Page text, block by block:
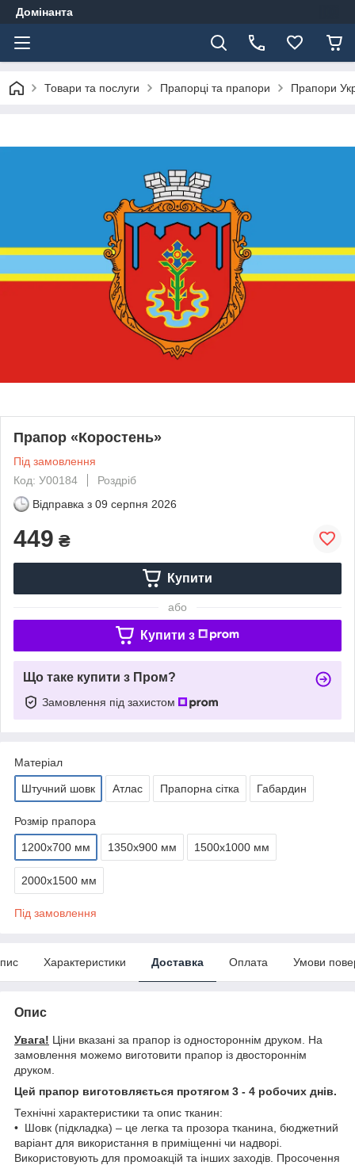
Домінанта
Товари та послуги Прапорці та прапори Прапори
Прапор «Коростень»
Під замовлення
Код: У00184
Роздріб
Відправка з 09 серпня 2026
449 ₴
Купити
або
Купити з
Що таке купити з Пром?
Замовлення під захистом
Матеріал
Штучний шовк Атлас Прапорна сітка Габардин
Розмір прапора
1200х700 мм 1350х900 мм 1500х1000 мм
2000х1500 мм
Під замовлення
Характеристики Доставка Оплата Умови
Опис
Увага! Ціни вказані за прапор із одностороннім друком. На
замовлення можемо виготовити прапор із двостороннім
друком.
Цей прапор виготовляється протягом 3 - 4 робочих днів.
Технічні характеристики та опис тканин:
• Шовк (підкладка) – це легка та прозора тканина, бюджетний
варіант для використання в приміщенні чи надворі.
Використовують для промоакцій та інших заходів. Просочення